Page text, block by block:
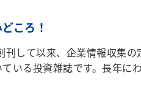
ころ！
刊して以来、企業情報収集
いる投資雑誌です。長年に